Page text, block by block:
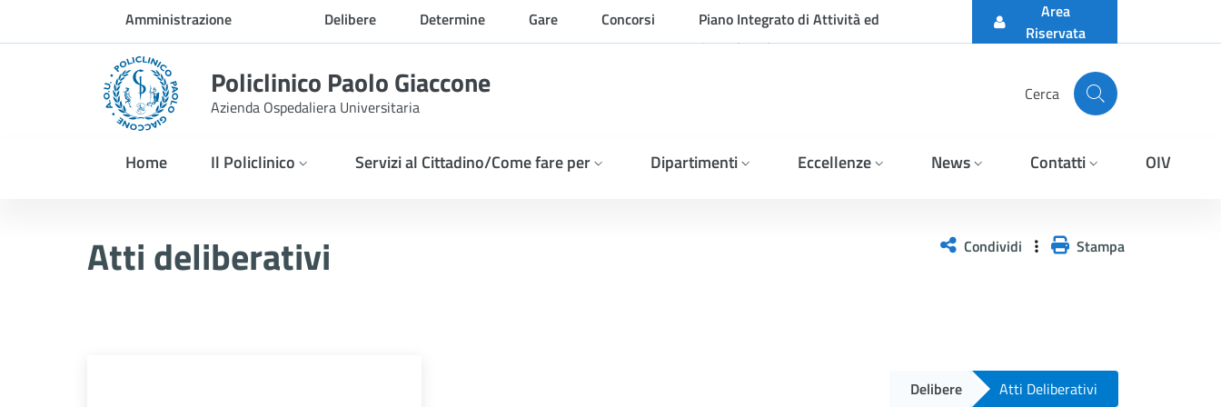
Skip to Main ContentAmministrazione
trasparente
Delibere Determine Gare Concorsi
Piano Integrato di Attività ed
Organizzazione
Area
Riservata
Policlinico Paolo Giaccone
Azienda Ospedaliera Universitaria
Cerca
Home Il Policlinico Servizi al Cittadino/Come fare per Dipartimenti Eccellenze News Contatti OIV
Atti deliberativi Condividi Stampa
Delibere Atti Deliberativi